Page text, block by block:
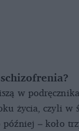
w
życia, czyli w
– koło